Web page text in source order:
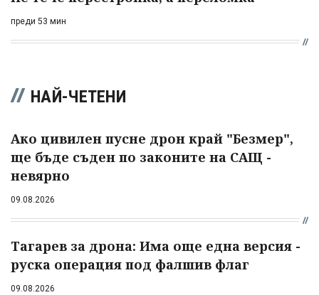
преди 53 мин
НАЙ-ЧЕТЕНИ
Ако цивилен пусне дрон край "Безмер",
ще бъде съден по законите на САЩ -
невярно
09.08.2026
Тагарев за дрона: Има още една версия -
руска операция под фалшив флаг
09.08.2026